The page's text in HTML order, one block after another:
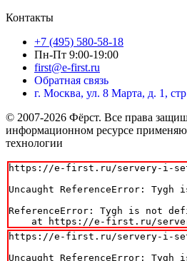
Контакты
+7 (495) 580-58-18
Пн-Пт 9:00-19:00
first@e-first.ru
Обратная связь
г. Москва, ул. 8 Марта, д. 1,
© 2007-2026 Фёрст. Все права
информационном ресурсе
технологии
https://e-first.ru/servery-i-
Uncaught ReferenceError: Tygh
ReferenceError: Tygh is not
at https://e-first.ru/
https://e-first.ru/servery-i-
Uncaught ReferenceError: Tygh